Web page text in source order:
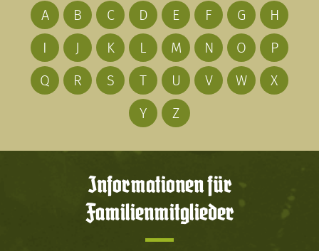
A B C D E F G
H
I
J K L M N O
P
Q
R S T U V W
X
Y
Z
Informationen für
Familienmitglieder